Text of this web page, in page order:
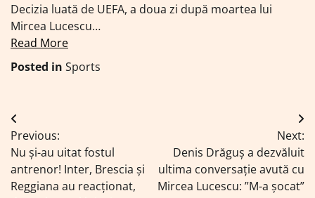
Decizia luată de UEFA, a doua zi după moartea lui
Mircea Lucescu…
Read More
Posted in Sports
Navigare
în
articole
Previous:
Nu și-au uitat fostul
antrenor! Inter, Brescia și
Reggiana au reacționat,
Next:
Denis Drăguș a dezvăluit
ultima conversație avută cu
Mircea Lucescu: ”M-a șocat”